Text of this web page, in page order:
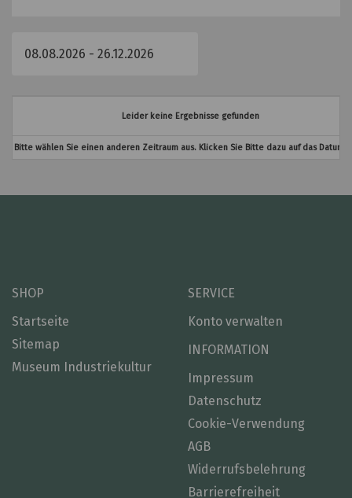
Leider keine Ergebnisse gefunden
Bitte wählen Sie einen anderen Zeitraum aus. Klicken Sie Bitte dazu auf das
SHOP
Startseite
Sitemap
Museum Industriekultur
SERVICE
Konto verwalten
INFORMATION
Impressum
Datenschutz
Cookie-Verwendung
AGB
Widerrufsbelehrung
Barrierefreiheit